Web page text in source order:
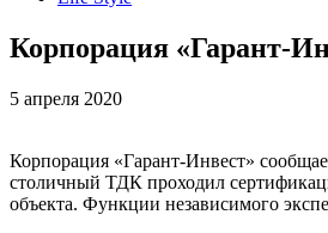
Корпорация «Гарант-
5 апреля 2020
Корпорация «Гарант-Инвест»
столичный ТДК проходил
объекта. Функции независимого